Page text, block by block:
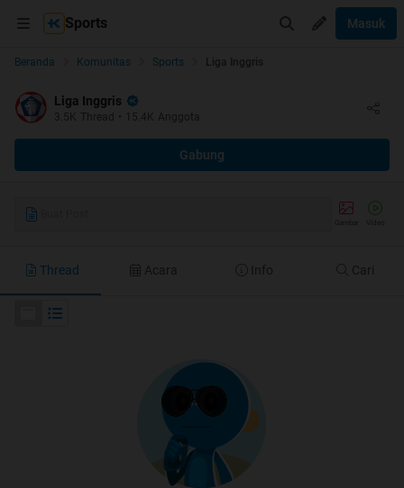
Sports Masuk
Beranda Komunitas Sports Liga Inggris
Liga Inggris
3.5K Thread • 15.4K Anggota
Gabung
Thread Acara Info Cari